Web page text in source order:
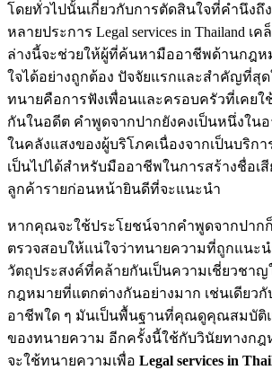
โดยทั่วไปนั้นเกี่ยวกับการตัดสินใจที่คำนึงถึ
หลายประการ Legal services in Thailand
ล่างนี้จะช่วยให้ผู้ที่ค้นหามืออาชีพด้านกฎห
ใจได้อย่างถูกต้อง ปัจจัยแรกและสำคัญที่สุ
ทนายคือการฟังเพื่อนและครอบครัวที่เคยใ
กันในอดีต คำพูดจากปากยังคงเป็นหนึ่งใน
ในคลังแสงของผู้บริโภคเนื่องจากเป็นบริก
เป็นไปได้สำหรับมืออาชีพในการสร้างชื่อเ
ลูกค้ารายก่อนหน้ายินดีที่จะแนะนำ
หากคุณจะใช้ประโยชน์จากคำพูดจากปาก
ตรวจสอบให้แน่ใจว่าทนายความที่ถูกแนะ
วัตถุประสงค์ที่คล้ายกันเป็นความเชี่ยวชาญ
กฎหมายที่แตกต่างกันอย่างมาก เช่นเดียว
อาชีพใด ๆ มันเป็นพื้นฐานที่คุณดูคุณสมบัติ
ของทนายความ อีกครั้งนี้ใช้กับวินัยทางก
จะใช้ทนายความเพื่อ Legal services in